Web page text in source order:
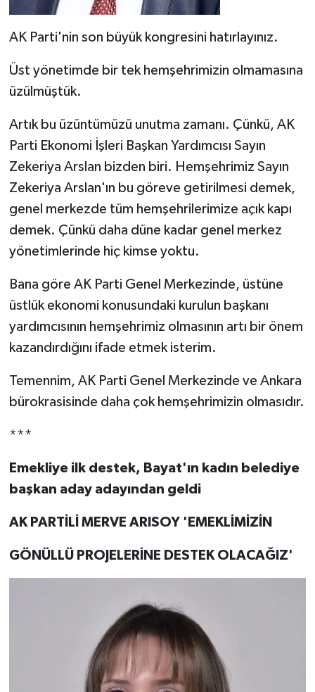
AK Parti'nin son büyük kongresini hatırlayınız.
Üst yönetimde bir tek hemşehrimizin olmamasına
üzülmüştük.
Artık bu üzüntümüzü unutma zamanı. Çünkü, AK
Parti Ekonomi İşleri Başkan Yardımcısı Sayın
Zekeriya Arslan bizden biri. Hemşehrimiz Sayın
Zekeriya Arslan'ın bu göreve getirilmesi demek,
genel merkezde tüm hemşehrilerimize açık kapı
demek. Çünkü daha düne kadar genel merkez
yönetimlerinde hiç kimse yoktu.
Bana göre AK Parti Genel Merkezinde, üstüne
üstlük ekonomi konusundaki kurulun başkanı
yardımcısının hemşehrimiz olmasının artı bir önem
kazandırdığını ifade etmek isterim.
Temennim, AK Parti Genel Merkezinde ve Ankara
bürokrasisinde daha çok hemşehrimizin olmasıdır.
***
Emekliye ilk destek, Bayat'ın kadın belediye
başkan aday adayından geldi
AK PARTİLİ MERVE ARISOY 'EMEKLİMİZİN
GÖNÜLLÜ PROJELERİNE DESTEK OLACAĞIZ'